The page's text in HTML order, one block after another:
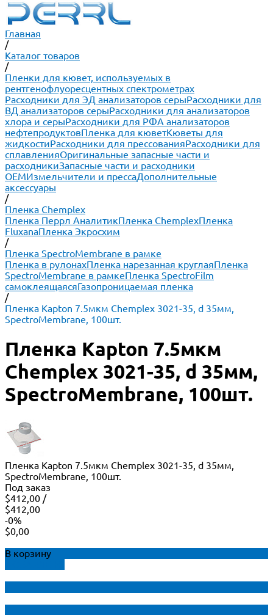
Главная
/
Каталог товаров
/
Пленки для кювет, используемых в
рентгенофлуоресцентных спектрометрах
Расходники для ЭД анализаторов серыРасходники для
ВД анализаторов серыРасходники для анализаторов
хлора и серыРасходники для РФА анализаторов
нефтепродуктовПленка для кюветКюветы для
жидкостиРасходники для прессованияРасходники для
сплавленияОригинальные запасные части и
расходникиЗапасные части и расходники
ОЕМИзмельчители и прессаДополнительные
аксессуары
/
Пленка Chemplex
Пленка Перрл АналитикПленка ChemplexПленка
FluxanaПленка Экросхим
/
Пленка SpectroMembrane в рамке
Пленка в рулонахПленка нарезанная круглаяПленка
SpectroMembrane в рамкеПленка SpectroFilm
самоклеящаясяГазопроницаемая пленка
/
Пленка Kapton 7.5мкм Chemplex 3021-35, d 35мм,
SpectroMembrane, 100шт.
Пленка Kapton 7.5мкм
Chemplex 3021-35, d 35мм,
SpectroMembrane, 100шт.
Пленка Kapton 7.5мкм Chemplex 3021-35, d 35мм,
SpectroMembrane, 100шт.
Под заказ
$412,00 /
$412,00
-0%
$0,00
В корзину